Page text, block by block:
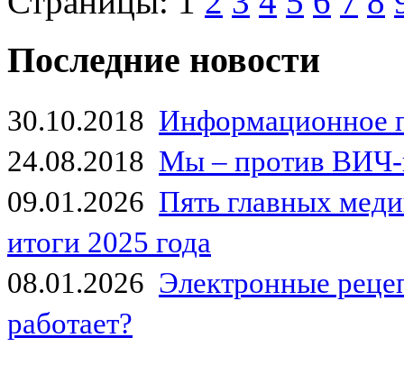
Последние новости
30.10.2018 Информационное
24.08.2018 Мы – против
09.01.2026 Пять главных
итоги 2025 года
08.01.2026 Электронные
работает?